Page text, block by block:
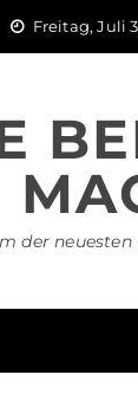
Freitag, Juli
der